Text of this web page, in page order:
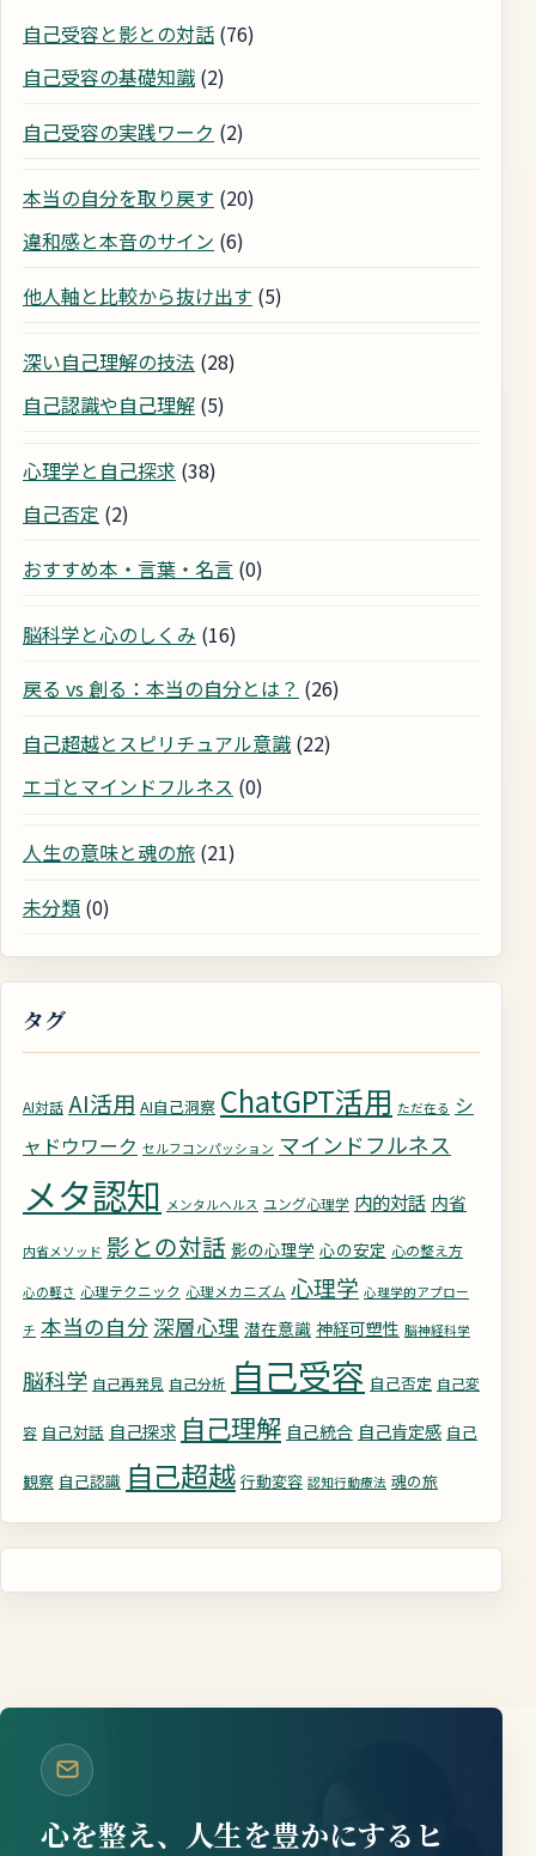
自己受容と影との対話 (76)
自己受容の基礎知識 (2)
自己受容の実践ワーク (2)
本当の自分を取り戻す (20)
違和感と本音のサイン (6)
他人軸と比較から抜け出す (5)
深い自己理解の技法 (28)
自己認識や自己理解 (5)
心理学と自己探求 (38)
自己否定 (2)
おすすめ本・言葉・名言 (0)
脳科学と心のしくみ (16)
戻る vs 創る：本当の自分とは？ (26)
自己超越とスピリチュアル意識 (22)
エゴとマインドフルネス (0)
人生の意味と魂の旅 (21)
未分類 (0)
タグ
AI対話 AI活用 AI自己洞察 ChatGPT活用 ただ在る シ
ャドウワーク セルフコンパッション マインドフルネス
メタ認知 メンタルヘルス ユング心理学 内的対話 内省
内省メソッド 影との対話 影の心理学 心の安定 心の整え方
心の軽さ 心理テクニック 心理メカニズム 心理学 心理学的アプロー
チ 本当の自分 深層心理 潜在意識 神経可塑性 脳神経科学
脳科学 自己再発見 自己分析 自己受容 自己否定 自己変
容 自己対話 自己探求 自己理解 自己統合 自己肯定感 自己
観察 自己認識 自己超越 行動変容 認知行動療法 魂の旅
心を整え、人生を豊かにするヒ